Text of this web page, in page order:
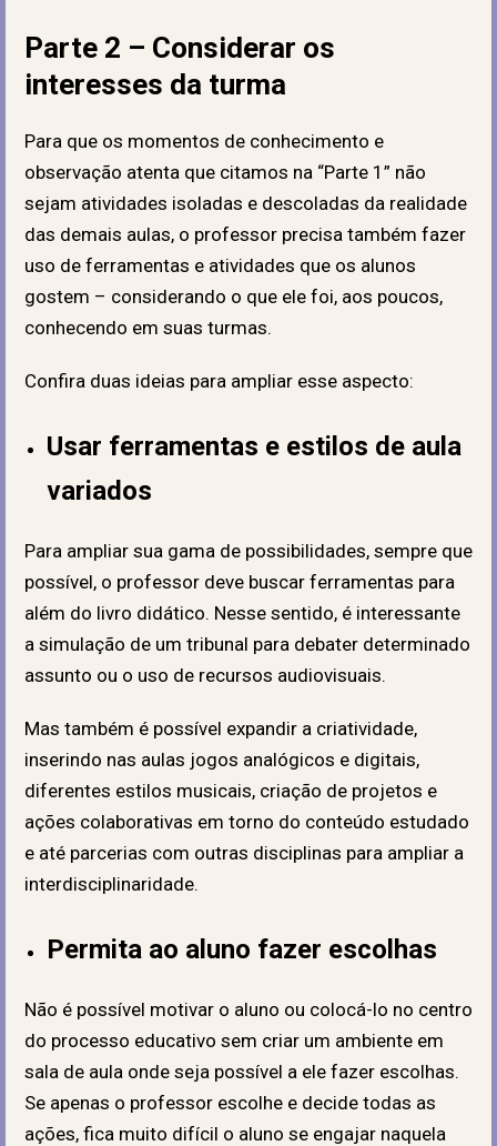
Parte 2 – Considerar os
interesses da turma
Para que os momentos de conhecimento e
observação atenta que citamos na “Parte 1” não
sejam atividades isoladas e descoladas da realidade
das demais aulas, o professor precisa também fazer
uso de ferramentas e atividades que os alunos
gostem – considerando o que ele foi, aos poucos,
conhecendo em suas turmas.
Confira duas ideias para ampliar esse aspecto:
Usar ferramentas e estilos de aula
variados
Para ampliar sua gama de possibilidades, sempre que
possível, o professor deve buscar ferramentas para
além do livro didático. Nesse sentido, é interessante
a simulação de um tribunal para debater determinado
assunto ou o uso de recursos audiovisuais.
Mas também é possível expandir a criatividade,
inserindo nas aulas jogos analógicos e digitais,
diferentes estilos musicais, criação de projetos e
ações colaborativas em torno do conteúdo estudado
e até parcerias com outras disciplinas para ampliar a
interdisciplinaridade.
Permita ao aluno fazer escolhas
Não é possível motivar o aluno ou colocá-lo no centro
do processo educativo sem criar um ambiente em
sala de aula onde seja possível a ele fazer escolhas.
Se apenas o professor escolhe e decide todas as
ações, fica muito difícil o aluno se engajar naquela